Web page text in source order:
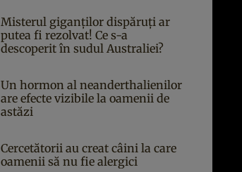
Misterul giganților dispăruți ar
putea fi rezolvat! Ce s-a
descoperit în sudul Australiei?
Un hormon al neanderthalienilor
are efecte vizibile la oamenii de
astăzi
Cercetătorii au creat câini la care
oamenii să nu fie alergici